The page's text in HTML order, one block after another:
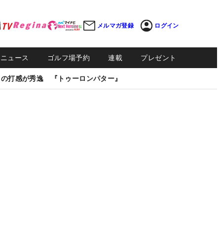
メルマガ登録 ログイン
ュース ゴルフ場予約 連載 プレゼント
打感が秀逸 『トゥーロンパター』